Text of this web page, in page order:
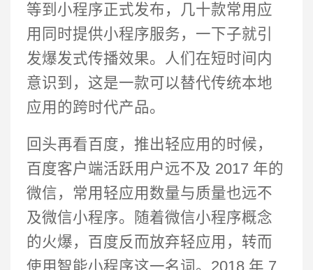
等到小程序正式发布，几十款常用应
用同时提供小程序服务，一下子就引
发爆发式传播效果。人们在短时间内
意识到，这是一款可以替代传统本地
应用的跨时代产品。
回头再看百度，推出轻应用的时候，
百度客户端活跃用户远不及 2017 年的
微信，常用轻应用数量与质量也远不
及微信小程序。随着微信小程序概念
的火爆，百度反而放弃轻应用，转而
使用智能小程序这一名词。2018 年 7